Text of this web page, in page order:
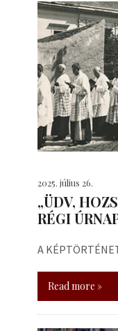
2025. július 26.
„ÜDV,
RÉGI
A
Read more »